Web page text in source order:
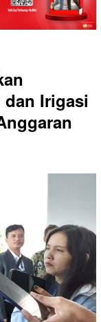
dan Irigasi